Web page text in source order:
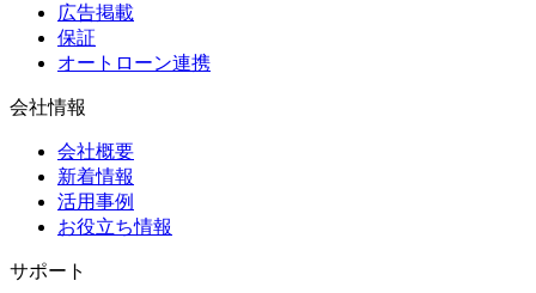
広告掲載
保証
オートローン連携
会社情報
会社概要
新着情報
活用事例
お役立ち情報
サポート